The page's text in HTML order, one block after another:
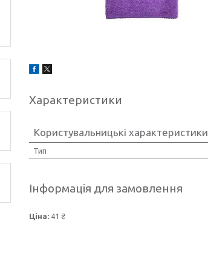
Характеристики
Користувальницькі характеристики
Тип
Інформація для замовлення
Ціна: 41 ₴